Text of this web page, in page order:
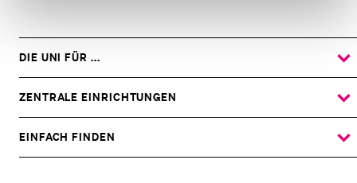
DIE UNI FÜR ...
ZEIGE
DAS
UNTERMENÜ
ZENTRALE EINRICHTUNGEN
ZEIGE
DAS
UNTERMENÜ
EINFACH FINDEN
ZEIGE
DAS